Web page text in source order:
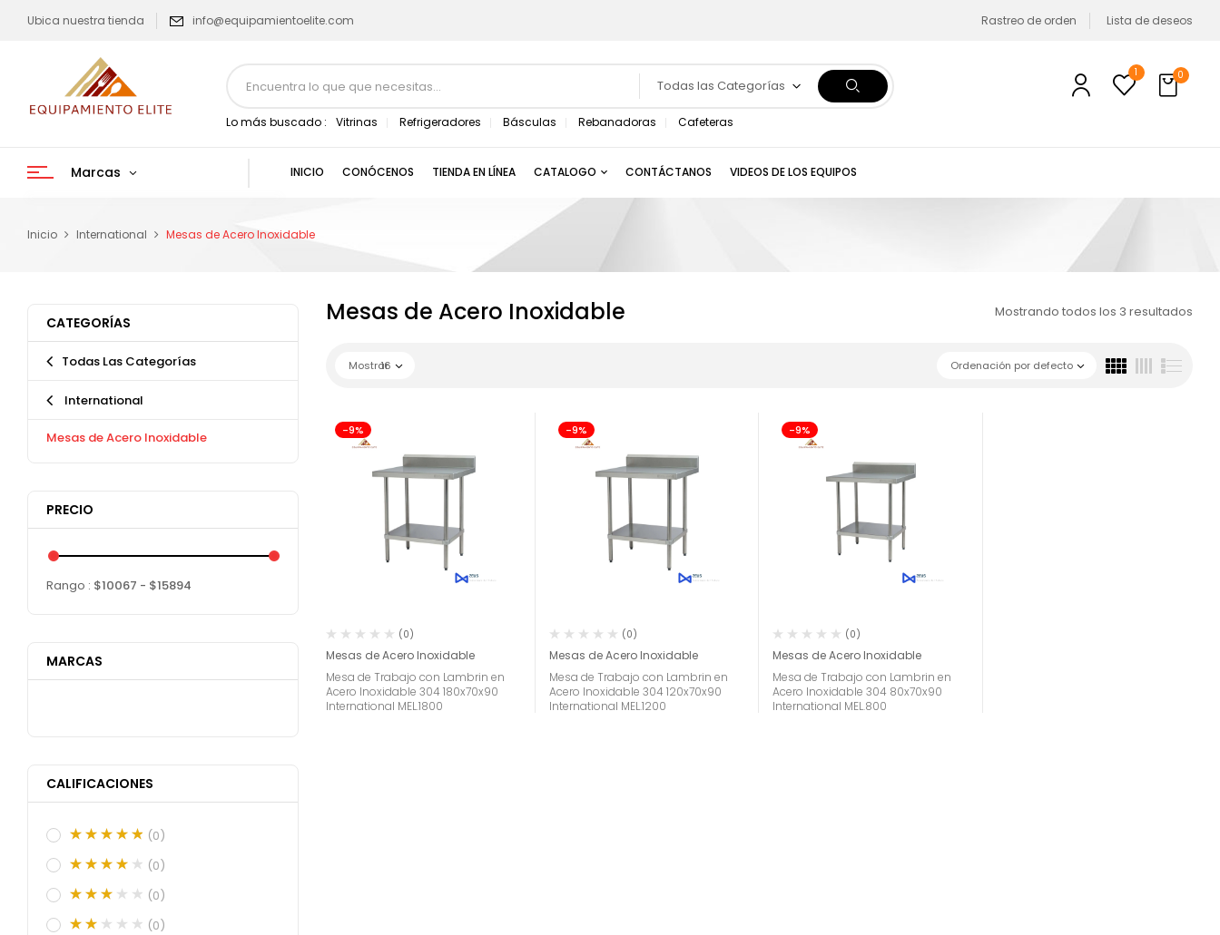
Ubica nuestra tienda info@equipamientoelite.com Rastreo de orden Lista de deseos
Todas las Categorías
Lo más buscado : Vitrinas Refrigeradores Básculas Rebanadoras Cafeteras
1 0
Marcas INICIO CONÓCENOS TIENDA EN LÍNEA CATALOGO CONTÁCTANOS VIDEOS DE LOS EQUIPOS
Inicio International Mesas de Acero Inoxidable
CATEGORÍAS
Todas Las Categorías
International
Mesas de Acero Inoxidable
PRECIO
Rango : $10067 - $15894
MARCAS
CALIFICACIONES
(0)
(0)
(0)
(0)
Mesas de Acero Inoxidable Mostrando todos los 3 resultados
Ordenación por defecto
Mostrar
16
-9%
(0)
Mesas de Acero Inoxidable
Mesa de Trabajo con Lambrin en
Acero Inoxidable 304 180x70x90
International MEL.1800
-9%
(0)
Mesas de Acero Inoxidable
Mesa de Trabajo con Lambrin en
Acero Inoxidable 304 120x70x90
International MEL.1200
-9%
(0)
Mesas de Acero Inoxidable
Mesa de Trabajo con Lambrin en
Acero Inoxidable 304 80x70x90
International MEL.800